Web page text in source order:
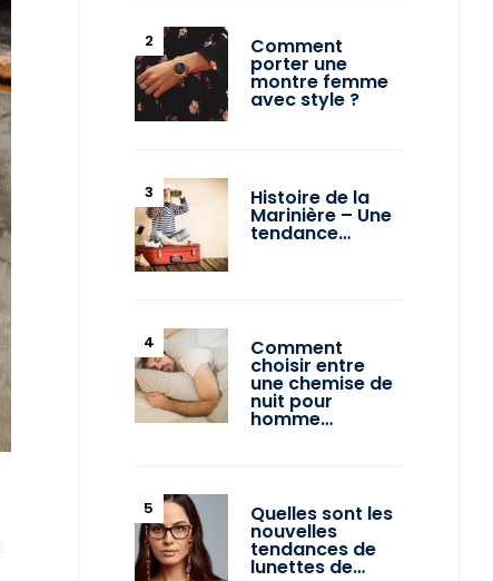
Comment
porter une
montre femme
avec style ?
Histoire de la
Marinière – Une
tendance…
Comment
choisir entre
une chemise de
nuit pour
homme…
Quelles sont les
nouvelles
tendances de
lunettes de…